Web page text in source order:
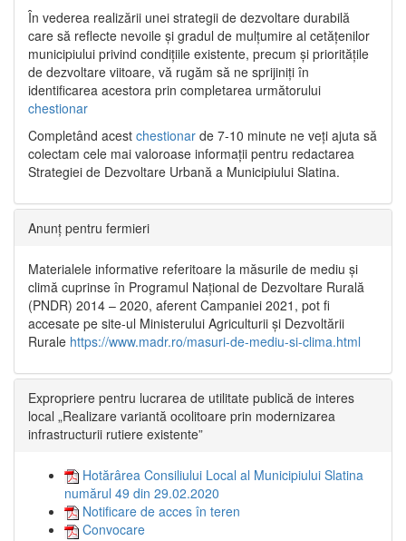
În vederea realizării unei strategii de dezvoltare durabilă
care să reflecte nevoile și gradul de mulțumire al cetățenilor
municipiului privind condițiile existente, precum și prioritățile
de dezvoltare viitoare, vă rugăm să ne sprijiniți în
identificarea acestora prin completarea următorului
chestionar
Completând acest chestionar de 7-10 minute ne veți ajuta să
colectam cele mai valoroase informații pentru redactarea
Strategiei de Dezvoltare Urbană a Municipiului Slatina.
Anunț pentru fermieri
Materialele informative referitoare la măsurile de mediu și
climă cuprinse în Programul Național de Dezvoltare Rurală
(PNDR) 2014 – 2020, aferent Campaniei 2021, pot fi
accesate pe site-ul Ministerului Agriculturii și Dezvoltării
Rurale https://www.madr.ro/masuri-de-mediu-si-clima.html
Expropriere pentru lucrarea de utilitate publică de interes
local „Realizare variantă ocolitoare prin modernizarea
infrastructurii rutiere existente”
Hotărârea Consiliului Local al Municipiului Slatina
numărul 49 din 29.02.2020
Notificare de acces în teren
Convocare